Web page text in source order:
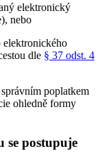
elektronický
nebo
elektronického
dle § 37 odst. 4
poplatkem
ohledně formy
se postupuje